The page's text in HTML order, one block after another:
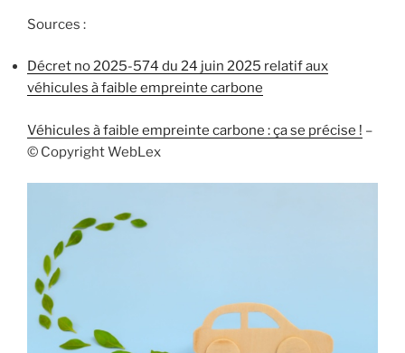
Sources :
Décret no 2025-574 du 24 juin 2025 relatif aux
véhicules à faible empreinte carbone
Véhicules à faible empreinte carbone : ça se précise ! –
© Copyright WebLex